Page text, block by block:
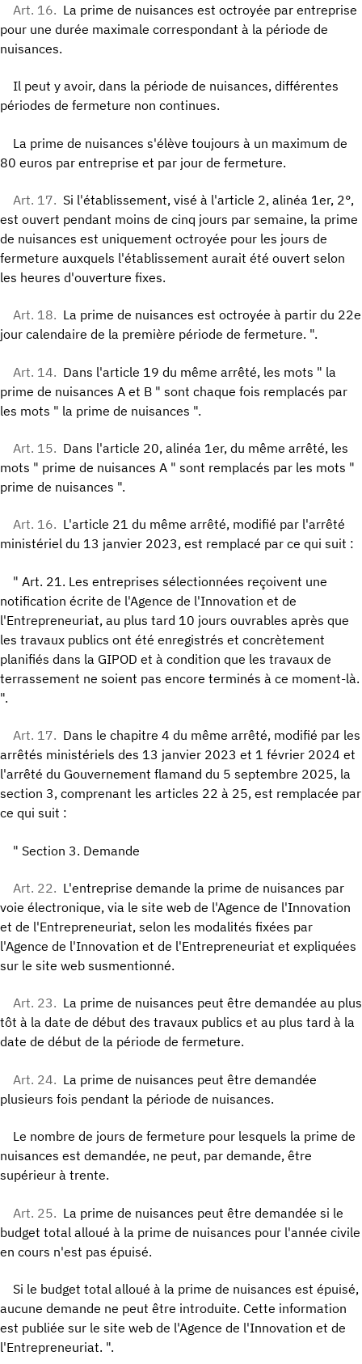
Art. 16. La prime de nuisances est octroyée par entreprise
pour une durée maximale correspondant à la période de
nuisances.
Il peut y avoir, dans la période de nuisances, différentes
périodes de fermeture non continues.
La prime de nuisances s'élève toujours à un maximum de
80 euros par entreprise et par jour de fermeture.
Art. 17. Si l'établissement, visé à l'article 2, alinéa 1er, 2°,
est ouvert pendant moins de cinq jours par semaine, la prime
de nuisances est uniquement octroyée pour les jours de
fermeture auxquels l'établissement aurait été ouvert selon
les heures d'ouverture fixes.
Art. 18. La prime de nuisances est octroyée à partir du 22e
jour calendaire de la première période de fermeture. ".
Art. 14. Dans l'article 19 du même arrêté, les mots " la
prime de nuisances A et B " sont chaque fois remplacés par
les mots " la prime de nuisances ".
Art. 15. Dans l'article 20, alinéa 1er, du même arrêté, les
mots " prime de nuisances A " sont remplacés par les mots "
prime de nuisances ".
Art. 16. L'article 21 du même arrêté, modifié par l'arrêté
ministériel du 13 janvier 2023, est remplacé par ce qui suit :
" Art. 21. Les entreprises sélectionnées reçoivent une
notification écrite de l'Agence de l'Innovation et de
l'Entrepreneuriat, au plus tard 10 jours ouvrables après que
les travaux publics ont été enregistrés et concrètement
planifiés dans la GIPOD et à condition que les travaux de
terrassement ne soient pas encore terminés à ce moment-là.
".
Art. 17. Dans le chapitre 4 du même arrêté, modifié par les
arrêtés ministériels des 13 janvier 2023 et 1 février 2024 et
l'arrêté du Gouvernement flamand du 5 septembre 2025, la
section 3, comprenant les articles 22 à 25, est remplacée par
ce qui suit :
" Section 3. Demande
Art. 22. L'entreprise demande la prime de nuisances par
voie électronique, via le site web de l'Agence de l'Innovation
et de l'Entrepreneuriat, selon les modalités fixées par
l'Agence de l'Innovation et de l'Entrepreneuriat et expliquées
sur le site web susmentionné.
Art. 23. La prime de nuisances peut être demandée au plus
tôt à la date de début des travaux publics et au plus tard à la
date de début de la période de fermeture.
Art. 24. La prime de nuisances peut être demandée
plusieurs fois pendant la période de nuisances.
Le nombre de jours de fermeture pour lesquels la prime de
nuisances est demandée, ne peut, par demande, être
supérieur à trente.
Art. 25. La prime de nuisances peut être demandée si le
budget total alloué à la prime de nuisances pour l'année civile
en cours n'est pas épuisé.
Si le budget total alloué à la prime de nuisances est épuisé,
aucune demande ne peut être introduite. Cette information
est publiée sur le site web de l'Agence de l'Innovation et de
l'Entrepreneuriat. ".